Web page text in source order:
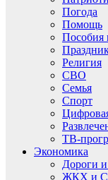
Погода
Помощь
Пособия
Религия
СВО
Семья
Спорт
ТВ-
Экономика
Дороги
ЖКХ и